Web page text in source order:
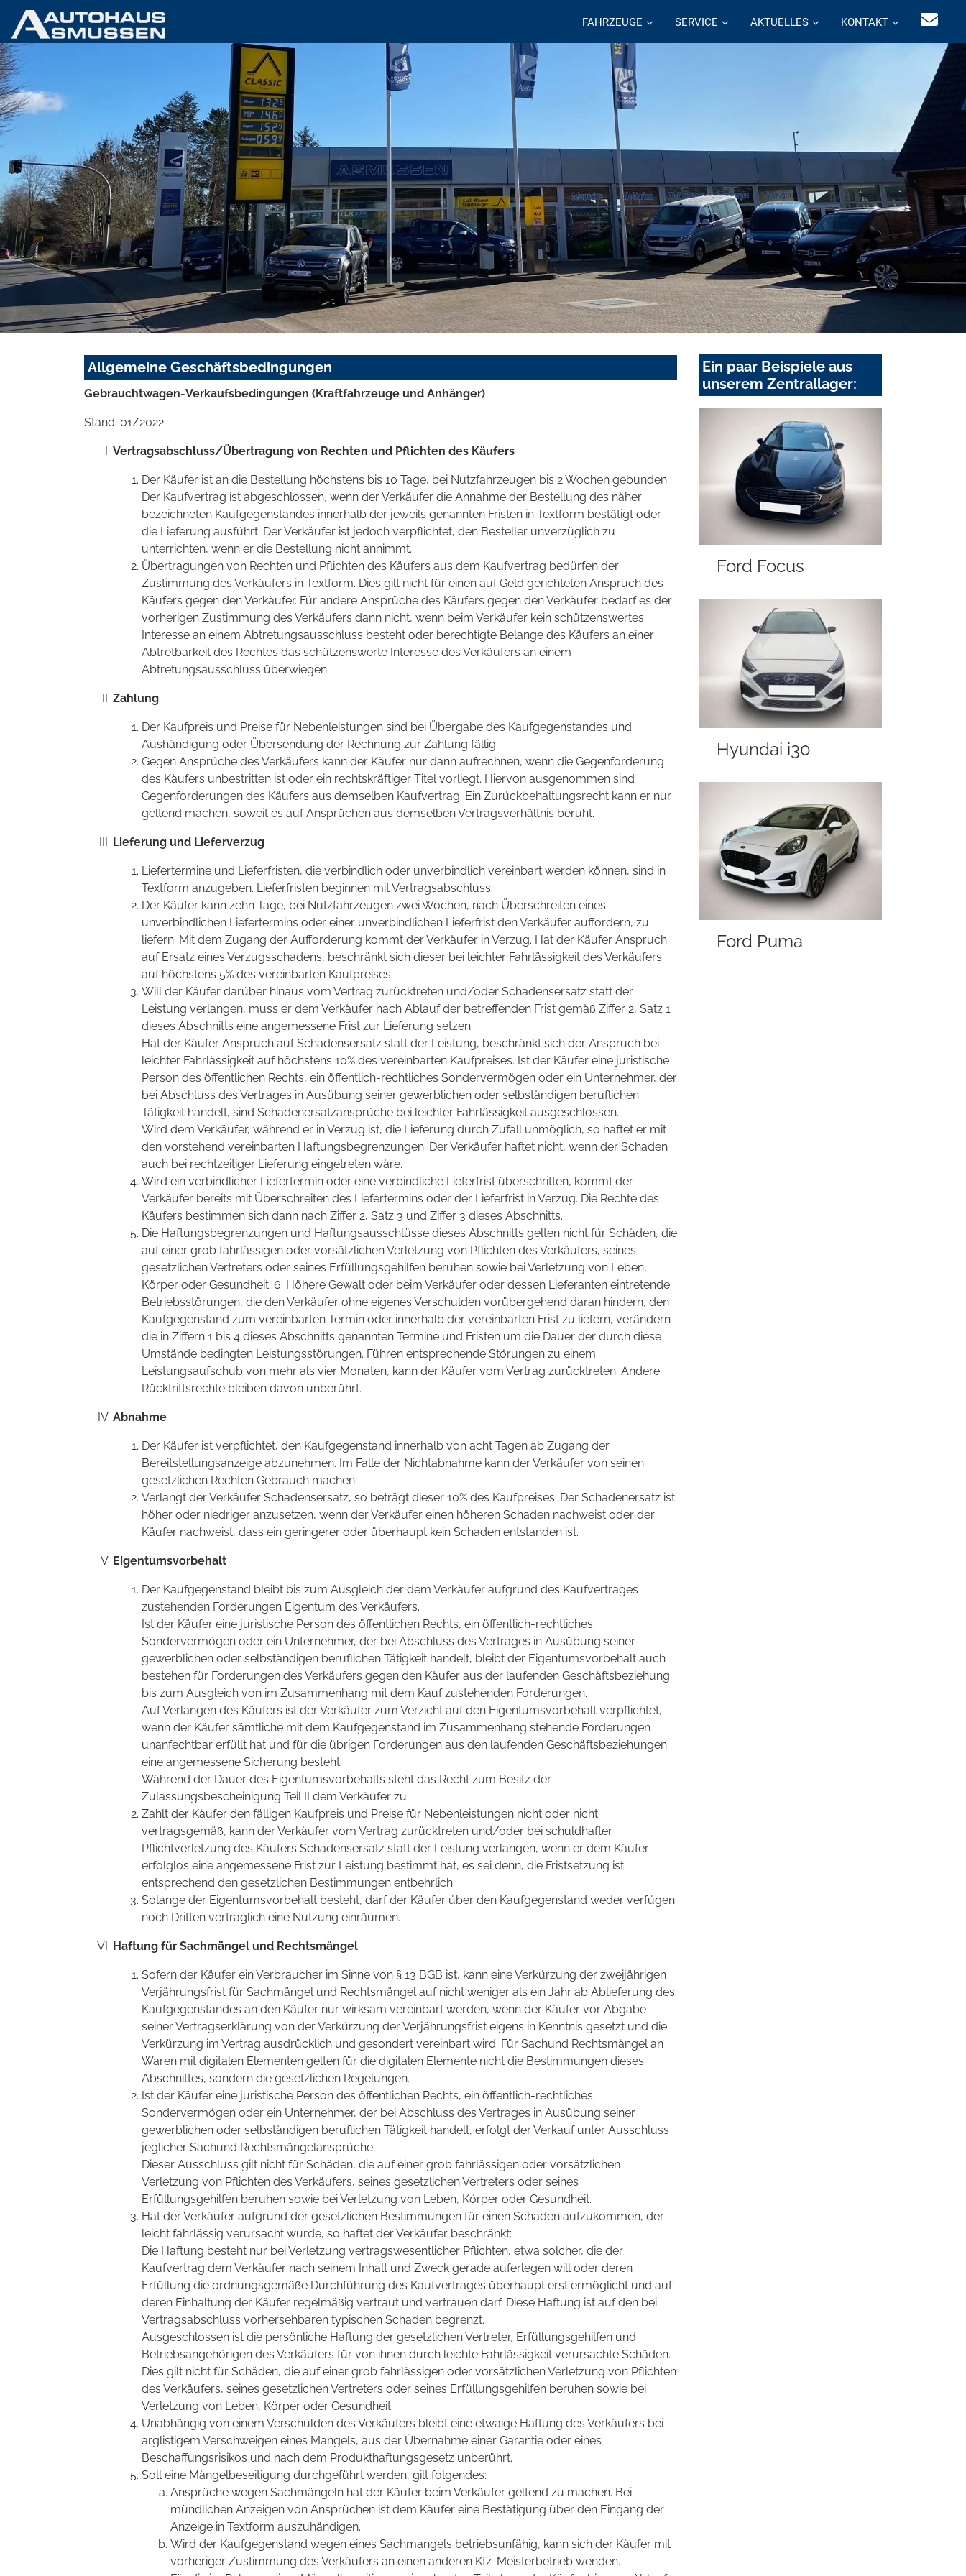
FAHRZEUGE SERVICE AKTUELLES KONTAKT
Allgemeine Geschäftsbedingungen
Gebrauchtwagen-Verkaufsbedingungen (Kraftfahrzeuge und Anhänger)
Stand: 01/2022
Vertragsabschluss/Übertragung von Rechten und Pflichten des Käufers
Der Käufer ist an die Bestellung höchstens bis 10 Tage, bei Nutzfahrzeugen bis 2 Wochen gebunden.
Der Kaufvertrag ist abgeschlossen, wenn der Verkäufer die Annahme der Bestellung des näher
bezeichneten Kaufgegenstandes innerhalb der jeweils genannten Fristen in Textform bestätigt oder
die Lieferung ausführt. Der Verkäufer ist jedoch verpflichtet, den Besteller unverzüglich zu
unterrichten, wenn er die Bestellung nicht annimmt.
Übertragungen von Rechten und Pflichten des Käufers aus dem Kaufvertrag bedürfen der
Zustimmung des Verkäufers in Textform. Dies gilt nicht für einen auf Geld gerichteten Anspruch des
Käufers gegen den Verkäufer. Für andere Ansprüche des Käufers gegen den Verkäufer bedarf es der
vorherigen Zustimmung des Verkäufers dann nicht, wenn beim Verkäufer kein schützenswertes
Interesse an einem Abtretungsausschluss besteht oder berechtigte Belange des Käufers an einer
Abtretbarkeit des Rechtes das schützenswerte Interesse des Verkäufers an einem
Abtretungsausschluss überwiegen.
Zahlung
Der Kaufpreis und Preise für Nebenleistungen sind bei Übergabe des Kaufgegenstandes und
Aushändigung oder Übersendung der Rechnung zur Zahlung fällig.
Gegen Ansprüche des Verkäufers kann der Käufer nur dann aufrechnen, wenn die Gegenforderung
des Käufers unbestritten ist oder ein rechtskräftiger Titel vorliegt. Hiervon ausgenommen sind
Gegenforderungen des Käufers aus demselben Kaufvertrag. Ein Zurückbehaltungsrecht kann er nur
geltend machen, soweit es auf Ansprüchen aus demselben Vertragsverhältnis beruht.
Lieferung und Lieferverzug
Liefertermine und Lieferfristen, die verbindlich oder unverbindlich vereinbart werden können, sind in
Textform anzugeben. Lieferfristen beginnen mit Vertragsabschluss.
Der Käufer kann zehn Tage, bei Nutzfahrzeugen zwei Wochen, nach Überschreiten eines
unverbindlichen Liefertermins oder einer unverbindlichen Lieferfrist den Verkäufer auffordern, zu
liefern. Mit dem Zugang der Aufforderung kommt der Verkäufer in Verzug. Hat der Käufer Anspruch
auf Ersatz eines Verzugsschadens, beschränkt sich dieser bei leichter Fahrlässigkeit des Verkäufers
auf höchstens 5% des vereinbarten Kaufpreises.
Will der Käufer darüber hinaus vom Vertrag zurücktreten und/oder Schadensersatz statt der
Leistung verlangen, muss er dem Verkäufer nach Ablauf der betreffenden Frist gemäß Ziffer 2, Satz 1
dieses Abschnitts eine angemessene Frist zur Lieferung setzen.
Hat der Käufer Anspruch auf Schadensersatz statt der Leistung, beschränkt sich der Anspruch bei
leichter Fahrlässigkeit auf höchstens 10% des vereinbarten Kaufpreises. Ist der Käufer eine juristische
Person des öffentlichen Rechts, ein öffentlich-rechtliches Sondervermögen oder ein Unternehmer, der
bei Abschluss des Vertrages in Ausübung seiner gewerblichen oder selbständigen beruflichen
Tätigkeit handelt, sind Schadenersatzansprüche bei leichter Fahrlässigkeit ausgeschlossen.
Wird dem Verkäufer, während er in Verzug ist, die Lieferung durch Zufall unmöglich, so haftet er mit
den vorstehend vereinbarten Haftungsbegrenzungen. Der Verkäufer haftet nicht, wenn der Schaden
auch bei rechtzeitiger Lieferung eingetreten wäre.
Wird ein verbindlicher Liefertermin oder eine verbindliche Lieferfrist überschritten, kommt der
Verkäufer bereits mit Überschreiten des Liefertermins oder der Lieferfrist in Verzug. Die Rechte des
Käufers bestimmen sich dann nach Ziffer 2, Satz 3 und Ziffer 3 dieses Abschnitts.
Die Haftungsbegrenzungen und Haftungsausschlüsse dieses Abschnitts gelten nicht für Schäden, die
auf einer grob fahrlässigen oder vorsätzlichen Verletzung von Pflichten des Verkäufers, seines
gesetzlichen Vertreters oder seines Erfüllungsgehilfen beruhen sowie bei Verletzung von Leben,
Körper oder Gesundheit. 6. Höhere Gewalt oder beim Verkäufer oder dessen Lieferanten eintretende
Betriebsstörungen, die den Verkäufer ohne eigenes Verschulden vorübergehend daran hindern, den
Kaufgegenstand zum vereinbarten Termin oder innerhalb der vereinbarten Frist zu liefern, verändern
die in Ziffern 1 bis 4 dieses Abschnitts genannten Termine und Fristen um die Dauer der durch diese
Umstände bedingten Leistungsstörungen. Führen entsprechende Störungen zu einem
Leistungsaufschub von mehr als vier Monaten, kann der Käufer vom Vertrag zurücktreten. Andere
Rücktrittsrechte bleiben davon unberührt.
Abnahme
Der Käufer ist verpflichtet, den Kaufgegenstand innerhalb von acht Tagen ab Zugang der
Bereitstellungsanzeige abzunehmen. Im Falle der Nichtabnahme kann der Verkäufer von seinen
gesetzlichen Rechten Gebrauch machen.
Verlangt der Verkäufer Schadensersatz, so beträgt dieser 10% des Kaufpreises. Der Schadenersatz ist
höher oder niedriger anzusetzen, wenn der Verkäufer einen höheren Schaden nachweist oder der
Käufer nachweist, dass ein geringerer oder überhaupt kein Schaden entstanden ist.
Eigentumsvorbehalt
Der Kaufgegenstand bleibt bis zum Ausgleich der dem Verkäufer aufgrund des Kaufvertrages
zustehenden Forderungen Eigentum des Verkäufers.
Ist der Käufer eine juristische Person des öffentlichen Rechts, ein öffentlich-rechtliches
Sondervermögen oder ein Unternehmer, der bei Abschluss des Vertrages in Ausübung seiner
gewerblichen oder selbständigen beruflichen Tätigkeit handelt, bleibt der Eigentumsvorbehalt auch
bestehen für Forderungen des Verkäufers gegen den Käufer aus der laufenden Geschäftsbeziehung
bis zum Ausgleich von im Zusammenhang mit dem Kauf zustehenden Forderungen.
Auf Verlangen des Käufers ist der Verkäufer zum Verzicht auf den Eigentumsvorbehalt verpflichtet,
wenn der Käufer sämtliche mit dem Kaufgegenstand im Zusammenhang stehende Forderungen
unanfechtbar erfüllt hat und für die übrigen Forderungen aus den laufenden Geschäftsbeziehungen
eine angemessene Sicherung besteht.
Während der Dauer des Eigentumsvorbehalts steht das Recht zum Besitz der
Zulassungsbescheinigung Teil II dem Verkäufer zu.
Zahlt der Käufer den fälligen Kaufpreis und Preise für Nebenleistungen nicht oder nicht
vertragsgemäß, kann der Verkäufer vom Vertrag zurücktreten und/oder bei schuldhafter
Pflichtverletzung des Käufers Schadensersatz statt der Leistung verlangen, wenn er dem Käufer
erfolglos eine angemessene Frist zur Leistung bestimmt hat, es sei denn, die Fristsetzung ist
entsprechend den gesetzlichen Bestimmungen entbehrlich.
Solange der Eigentumsvorbehalt besteht, darf der Käufer über den Kaufgegenstand weder verfügen
noch Dritten vertraglich eine Nutzung einräumen.
Haftung für Sachmängel und Rechtsmängel
Sofern der Käufer ein Verbraucher im Sinne von § 13 BGB ist, kann eine Verkürzung der zweijährigen
Verjährungsfrist für Sachmängel und Rechtsmängel auf nicht weniger als ein Jahr ab Ablieferung des
Kaufgegenstandes an den Käufer nur wirksam vereinbart werden, wenn der Käufer vor Abgabe
seiner Vertragserklärung von der Verkürzung der Verjährungsfrist eigens in Kenntnis gesetzt und die
Verkürzung im Vertrag ausdrücklich und gesondert vereinbart wird. Für Sachund Rechtsmängel an
Waren mit digitalen Elementen gelten für die digitalen Elemente nicht die Bestimmungen dieses
Abschnittes, sondern die gesetzlichen Regelungen.
Ist der Käufer eine juristische Person des öffentlichen Rechts, ein öffentlich-rechtliches
Sondervermögen oder ein Unternehmer, der bei Abschluss des Vertrages in Ausübung seiner
gewerblichen oder selbständigen beruflichen Tätigkeit handelt, erfolgt der Verkauf unter Ausschluss
jeglicher Sachund Rechtsmängelansprüche.
Dieser Ausschluss gilt nicht für Schäden, die auf einer grob fahrlässigen oder vorsätzlichen
Verletzung von Pflichten des Verkäufers, seines gesetzlichen Vertreters oder seines
Erfüllungsgehilfen beruhen sowie bei Verletzung von Leben, Körper oder Gesundheit.
Hat der Verkäufer aufgrund der gesetzlichen Bestimmungen für einen Schaden aufzukommen, der
leicht fahrlässig verursacht wurde, so haftet der Verkäufer beschränkt:
Die Haftung besteht nur bei Verletzung vertragswesentlicher Pflichten, etwa solcher, die der
Kaufvertrag dem Verkäufer nach seinem Inhalt und Zweck gerade auferlegen will oder deren
Erfüllung die ordnungsgemäße Durchführung des Kaufvertrages überhaupt erst ermöglicht und auf
deren Einhaltung der Käufer regelmäßig vertraut und vertrauen darf. Diese Haftung ist auf den bei
Vertragsabschluss vorhersehbaren typischen Schaden begrenzt.
Ausgeschlossen ist die persönliche Haftung der gesetzlichen Vertreter, Erfüllungsgehilfen und
Betriebsangehörigen des Verkäufers für von ihnen durch leichte Fahrlässigkeit verursachte Schäden.
Dies gilt nicht für Schäden, die auf einer grob fahrlässigen oder vorsätzlichen Verletzung von Pflichten
des Verkäufers, seines gesetzlichen Vertreters oder seines Erfüllungsgehilfen beruhen sowie bei
Verletzung von Leben, Körper oder Gesundheit.
Unabhängig von einem Verschulden des Verkäufers bleibt eine etwaige Haftung des Verkäufers bei
arglistigem Verschweigen eines Mangels, aus der Übernahme einer Garantie oder eines
Beschaffungsrisikos und nach dem Produkthaftungsgesetz unberührt.
Soll eine Mängelbeseitigung durchgeführt werden, gilt folgendes:
Ansprüche wegen Sachmängeln hat der Käufer beim Verkäufer geltend zu machen. Bei
mündlichen Anzeigen von Ansprüchen ist dem Käufer eine Bestätigung über den Eingang der
Anzeige in Textform auszuhändigen.
Wird der Kaufgegenstand wegen eines Sachmangels betriebsunfähig, kann sich der Käufer mit
vorheriger Zustimmung des Verkäufers an einen anderen Kfz-Meisterbetrieb wenden.
Ein paar Beispiele aus
unserem Zentrallager:
Ford Focus
Hyundai i30
Ford Puma